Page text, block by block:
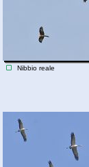
Nibbio reale